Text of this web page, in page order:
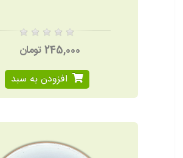
245,000 تومان
افزودن به سبد